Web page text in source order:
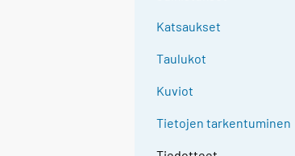
Katsaukset
Taulukot
Kuviot
Tietojen tarkentuminen